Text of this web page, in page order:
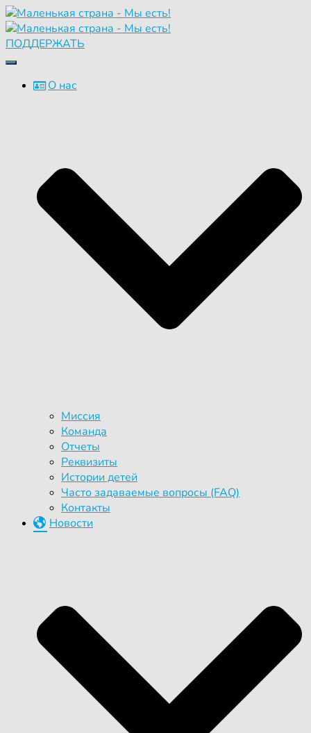
ПОДДЕРЖАТЬ
Переключить
навигациюО нас
Миссия
Команда
Отчеты
Реквизиты
Истории детей
Часто задаваемые вопросы (FAQ)
Контакты
Новости